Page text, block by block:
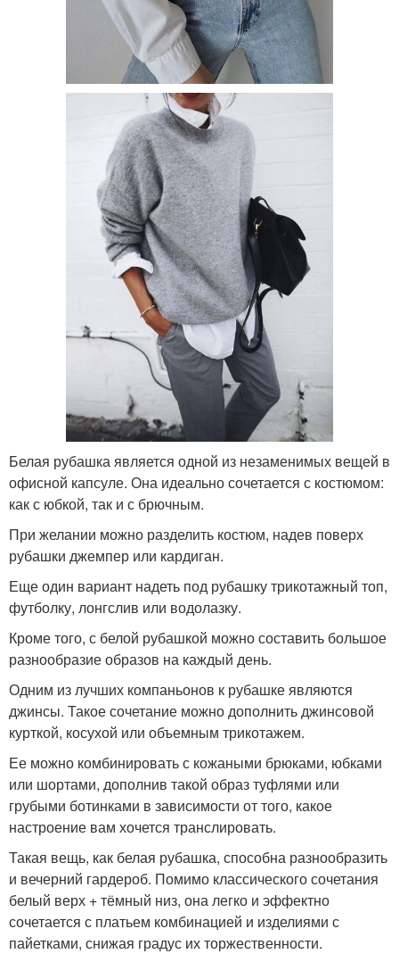
Белая рубашка является одной из незаменимых вещей в
офисной капсуле. Она идеально сочетается с костюмом:
как с юбкой, так и с брючным.
При желании можно разделить костюм, надев поверх
рубашки джемпер или кардиган.
Еще один вариант надеть под рубашку трикотажный топ,
футболку, лонгслив или водолазку.
Кроме того, с белой рубашкой можно составить большое
разнообразие образов на каждый день.
Одним из лучших компаньонов к рубашке являются
джинсы. Такое сочетание можно дополнить джинсовой
курткой, косухой или объемным трикотажем.
Ее можно комбинировать с кожаными брюками, юбками
или шортами, дополнив такой образ туфлями или
грубыми ботинками в зависимости от того, какое
настроение вам хочется транслировать.
Такая вещь, как белая рубашка, способна разнообразить
и вечерний гардероб. Помимо классического сочетания
белый верх + тёмный низ, она легко и эффектно
сочетается с платьем комбинацией и изделиями с
пайетками, снижая градус их торжественности.